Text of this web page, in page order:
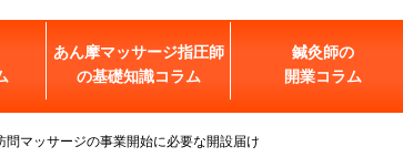
あん摩マッサージ指圧師
の基礎知識コラム
鍼灸師の
開業コラム
問マッサージの事業開始に必要な開設届け